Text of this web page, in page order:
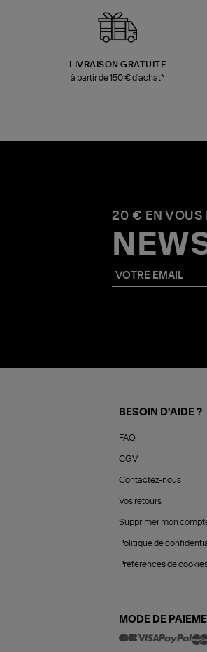
LIVRAISON GRATUITE
à partir de 150 € d'achat*
20 € EN VOUS
BESOIN D'AIDE ?
FAQ
CGV
Contactez-nous
Vos retours
Supprimer mon
Politique de
Préférences de
MODE DE